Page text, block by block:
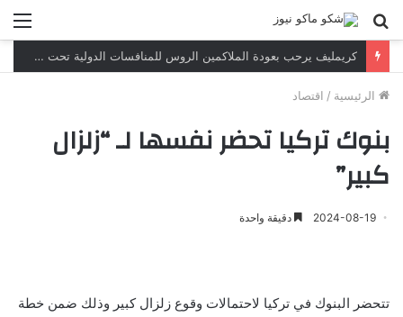
بحث
عن
كريمليف يرحب بعودة الملاكمين الروس للمنافسات الدولية تحت العلم والنشيد الوطنيين
الرئيسية / اقتصاد
بنوك تركيا تحضر نفسها لـ “زلزال
كبير”
2024-08-19 دقيقة واحدة
تتحضر البنوك في تركيا لاحتمالات وقوع زلزال كبير وذلك ضمن خطة